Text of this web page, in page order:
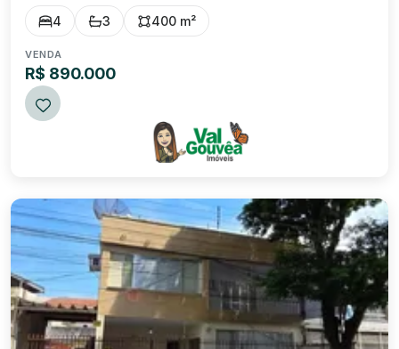
magnífica casa disponível para venda, oferece uma área
total de 540 m² , dos quais 400 m² são de área construída,
4 3 400 m²
VENDA
R$ 890.000